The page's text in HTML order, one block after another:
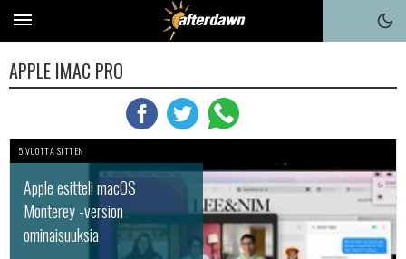
APPLE IMAC PRO
5 VUOTTA SITTEN
Apple esitteli macOS
Monterey -version
ominaisuuksia